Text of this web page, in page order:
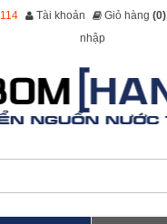
Tài khoản Giỏ hàng (0)
nhập